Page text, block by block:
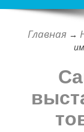
Главная→